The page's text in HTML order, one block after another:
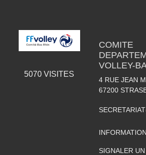
5070 VISITES
COMITE
VOLLEY-
4 RUE JEAN
67200
SIGNALER